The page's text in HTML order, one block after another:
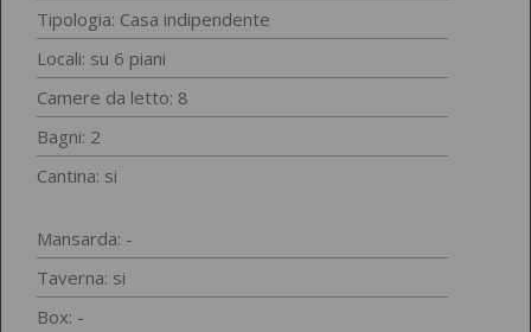
Tipologia: Casa indipendente
Locali: su 6 piani
Camere da letto: 8
Bagni: 2
Cantina: si
Mansarda: -
Taverna: si
Box: -